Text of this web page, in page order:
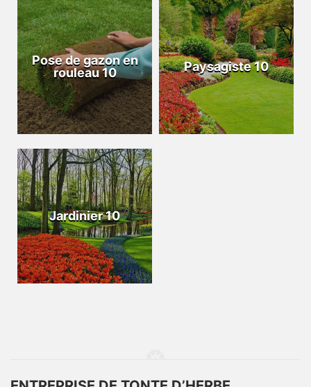
Pose de gazon en
rouleau 10
Paysagiste 10
Jardinier 10